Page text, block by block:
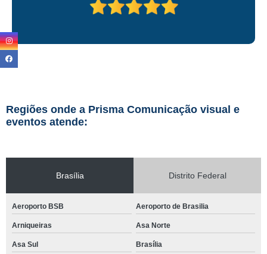
Regiões onde a Prisma Comunicação visual e
eventos atende:
Brasília Distrito Federal
Aeroporto BSB Aeroporto de Brasilia
Arniqueiras Asa Norte
Asa Sul Brasília